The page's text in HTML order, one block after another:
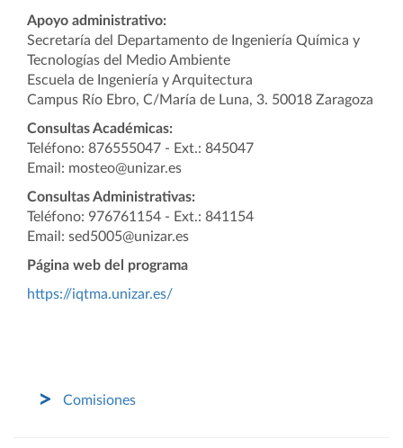
Apoyo administrativo:
Secretaría del Departamento de Ingeniería Química y
Tecnologías del Medio Ambiente
Escuela de Ingeniería y Arquitectura
Campus Río Ebro, C/María de Luna, 3. 50018 Zaragoza
Consultas Académicas:
Teléfono: 876555047 - Ext.: 845047
Email: mosteo@unizar.es
Consultas Administrativas:
Teléfono: 976761154 - Ext.: 841154
Email: sed5005@unizar.es
Página web del programa
https://iqtma.unizar.es/
Comisiones